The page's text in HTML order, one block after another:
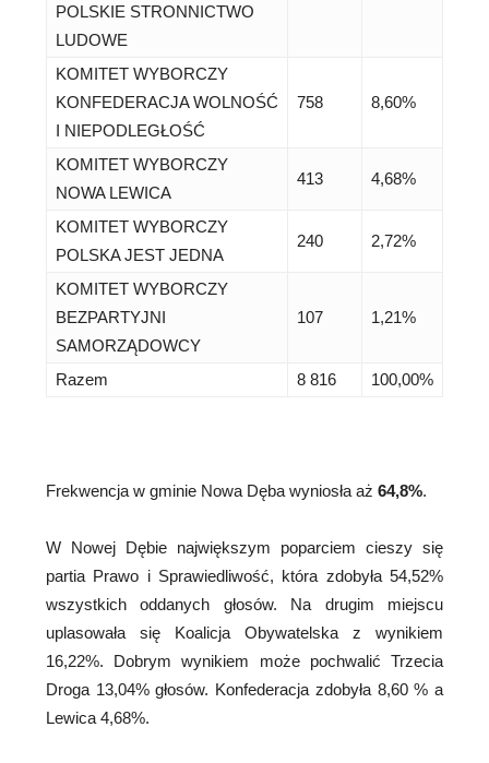
POLSKIE STRONNICTWO
LUDOWE
KOMITET WYBORCZY
KONFEDERACJA WOLNOŚĆ
I NIEPODLEGŁOŚĆ
758 8,60%
KOMITET WYBORCZY
NOWA LEWICA
413 4,68%
KOMITET WYBORCZY
POLSKA JEST JEDNA
240 2,72%
KOMITET WYBORCZY
BEZPARTYJNI
SAMORZĄDOWCY
107 1,21%
Razem 8 816 100,00%
Frekwencja w gminie Nowa Dęba wyniosła aż 64,8%.
W Nowej Dębie największym poparciem cieszy się
partia Prawo i Sprawiedliwość, która zdobyła 54,52%
wszystkich oddanych głosów. Na drugim miejscu
uplasowała się Koalicja Obywatelska z wynikiem
16,22%. Dobrym wynikiem może pochwalić Trzecia
Droga 13,04% głosów. Konfederacja zdobyła 8,60 % a
Lewica 4,68%.